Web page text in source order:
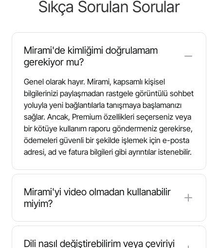
Sıkça Sorulan Sorular
Mirami'de kimliğimi doğrulamam
gerekiyor mu?
Genel olarak hayır. Mirami, kapsamlı kişisel
bilgilerinizi paylaşmadan rastgele görüntülü sohbet
yoluyla yeni bağlantılarla tanışmaya başlamanızı
sağlar. Ancak, Premium özellikleri seçerseniz veya
bir kötüye kullanım raporu göndermeniz gerekirse,
ödemeleri güvenli bir şekilde işlemek için e-posta
adresi, ad ve fatura bilgileri gibi ayrıntılar istenebilir.
Mirami'yi video olmadan kullanabilir
miyim?
Genellikle hayır. Mirami, canlı web kamerası
konuşmaları üzerine kurulu bir görüntülü sohbet
Dili nasıl değiştirebilirim veya çeviriyi